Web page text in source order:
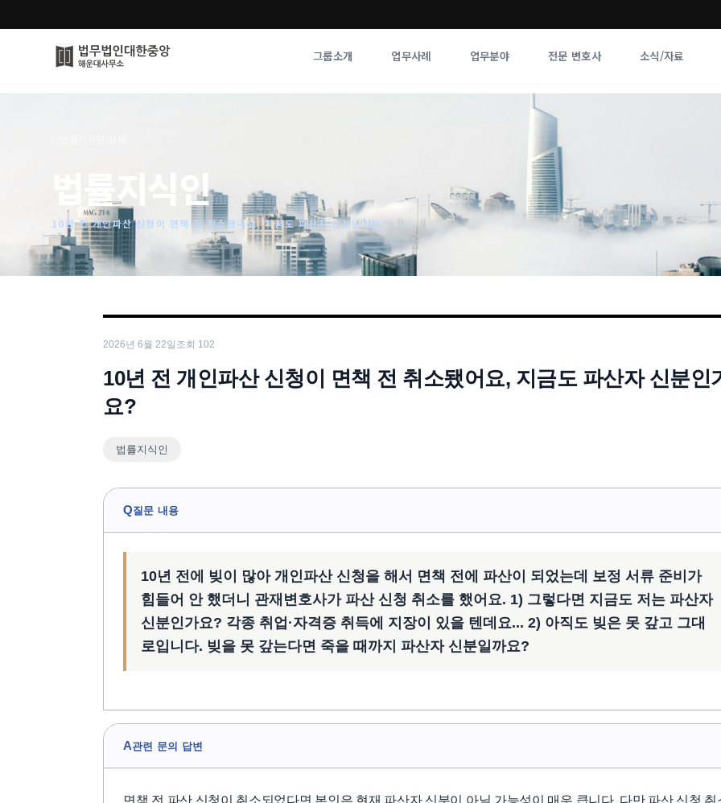
그룹소개 업무사례 업무분야 전문 변호사 소식/자료
사례분석/최신동향
법률정보
법률지식인
고객후기
법률지식인
10년 전 개인파산 신청이 면책 전 취소됐어요, 지금도 파산자 신분인가요?
2026년 6월 22일 조회 102
10년 전 개인파산 신청이 면책 전 취소됐어요, 지금도 파산자 신분인
요?
법률지식인
Q질문 내용
10년 전에 빚이 많아 개인파산 신청을 해서 면책 전에 파산이 되었는데 보정 서류 준비가
힘들어 안 했더니 관재변호사가 파산 신청 취소를 했어요. 1) 그렇다면 지금도 저는 파산자
신분인가요? 각종 취업·자격증 취득에 지장이 있을 텐데요... 2) 아직도 빚은 못 갚고 그대
로입니다. 빚을 못 갚는다면 죽을 때까지 파산자 신분일까요?
A관련 문의 답변
면책 전 파산 신청이 취소되었다면 본인은 현재 파산자 신분이 아닐 가능성이 매우 큽니다. 다만 파산 신청 취